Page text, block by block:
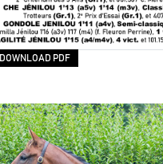
DOWNLOAD PDF